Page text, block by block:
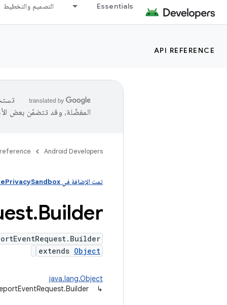
Essentials التصميم والتخطيط
API REFERENCE
المفضّلة، وقد تتضمّن بعض
Android Developers
reference
تمت الإضافة في Android UpsideDownCakePrivacySandbox
.Builder)
extends Object
java.lang.Object
↳